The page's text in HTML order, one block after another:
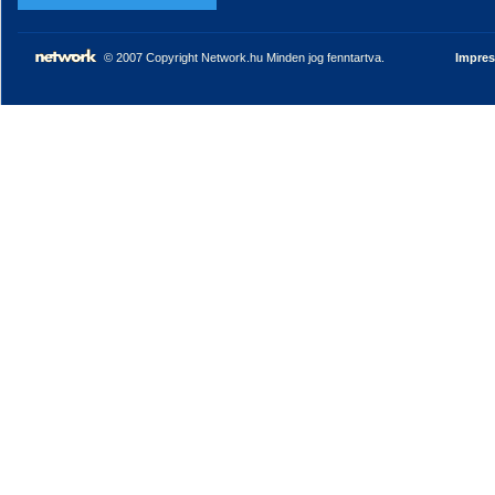
© 2007 Copyright Network.hu Minden jog fenntartva.